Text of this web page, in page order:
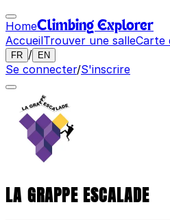
HomeClimbing Explorer
AccueilTrouver une salleCarte
FR / EN
Se connecter/S'inscrire
LA GRAPPE ESCALADE